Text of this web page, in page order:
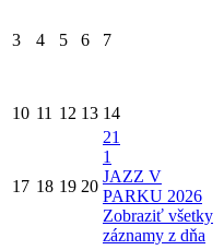
3 4 5 6 7
10 11 12 13 14
17 18 19 20
21
1
JAZZ V
PARKU 2026
Zobraziť všetky
záznamy z dňa